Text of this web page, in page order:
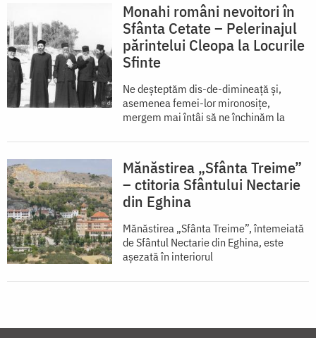
Monahi români nevoitori în
Sfânta Cetate – Pelerinajul
părintelui Cleopa la Locurile
Sfinte
Ne deșteptăm dis-de-dimineață și,
asemenea femei-lor mironosițe,
mergem mai întâi să ne închinăm la
Mănăstirea „Sfânta Treime”
– ctitoria Sfântului Nectarie
din Eghina
Mănăstirea „Sfânta Treime”, întemeiată
de Sfântul Nectarie din Eghina, este
aşezată în interiorul